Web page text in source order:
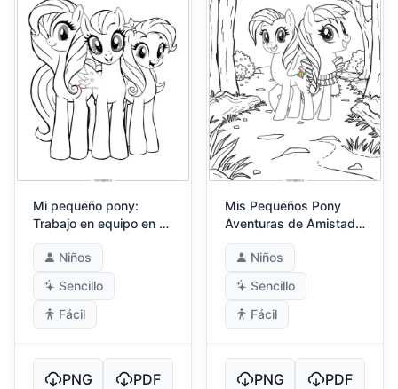
Mi pequeño pony:
Trabajo en equipo en un
gran desafío
Niños
Sencillo
Fácil
PNG PDF
Mis Pequeños Pony
Aventuras de Amistad
en el Bosque
Niños
Sencillo
Fácil
PNG PDF